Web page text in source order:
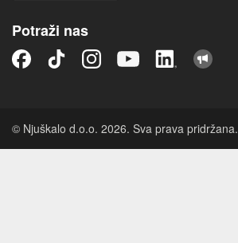
Potraži nas
© Njuškalo d.o.o. 2026. Sva prava pridržana.